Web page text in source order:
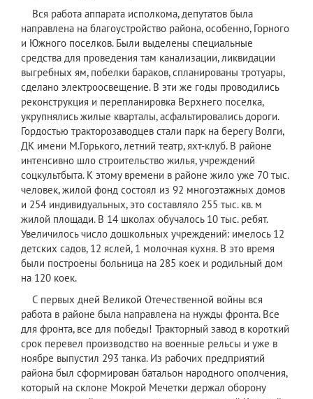
Вся работа аппарата исполкома, депутатов была
направлена на благоустройство района, особенно, Горного
и Южного поселков. Были выделены специальные
средства для проведения там канализации, ликвидации
выгребных ям, побелки бараков, спланированы тротуары,
сделано электроосвещение. В эти же годы проводились
реконструкция и перепланировка Верхнего поселка,
укрупнялись жилые кварталы, асфальтировались дороги.
Гордостью тракторозаводцев стали парк на берегу Волги,
ДК имени М.Горького, летний театр, яхт-клуб. В районе
интенсивно шло строительство жилья, учреждений
соцкультбыта. К этому времени в районе жило уже 70 тыс.
человек, жилой фонд состоял из 92 многоэтажных домов
и 254 индивидуальных, это составляло 255 тыс. кв. м
жилой площади. В 14 школах обучалось 10 тыс. ребят.
Увеличилось число дошкольных учреждений: имелось 12
детских садов, 12 яслей, 1 молочная кухня. В это время
были построены больница на 285 коек и родильный дом
на 120 коек.
С первых дней Великой Отечественной войны вся
работа в районе была направлена на нужды фронта. Все
для фронта, все для победы! Тракторный завод в короткий
срок перевел производство на военные рельсы и уже в
ноябре выпустил 293 танка. Из рабочих предприятий
района был сформирован батальон народного ополчения,
который на склоне Мокрой Мечетки держал оборону